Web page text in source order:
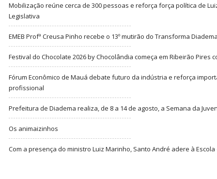
Mobilização reúne cerca de 300 pessoas e reforça força política de
Legislativa
EMEB Profª Creusa Pinho recebe o 13º mutirão do Transforma
Festival do Chocolate 2026 by Chocolândia começa em Ribeirão Pires
Fórum Econômico de Mauá debate futuro da indústria e reforça
profissional
Prefeitura de Diadema realiza, de 8 a 14 de agosto, a Semana da
Os animaizinhos
Com a presença do ministro Luiz Marinho, Santo André adere à